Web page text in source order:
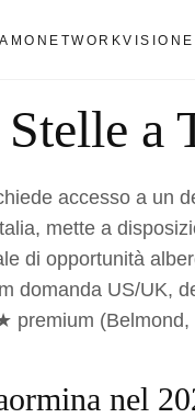
NETWORKVISIONE
a
accesso a un
mette a
di opportunità
domanda US/UK,
premium (Belmond,
nel